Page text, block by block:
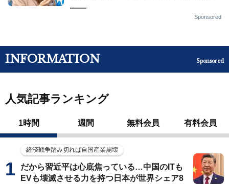
——
Sponsored
INFORMATION Sponsored
人気記事ランキング
1時間 週間 無料会員 有料会員
経済戦争踏み切れば自国産業崩壊
だから習近平は心底焦っている…中国のITも
EVも壊滅させる力を持つ日本が世界シェア8